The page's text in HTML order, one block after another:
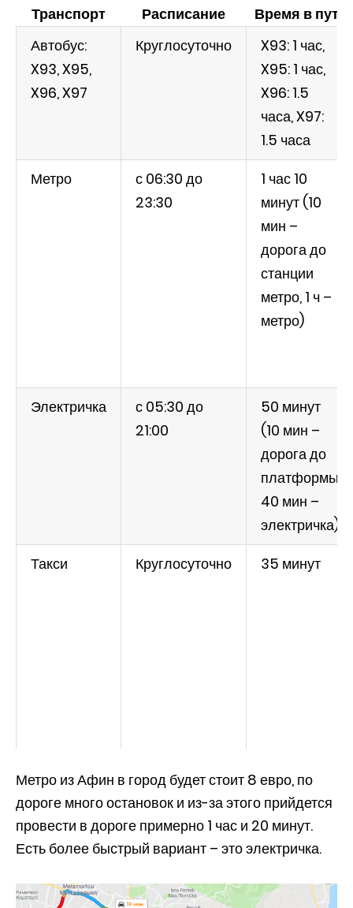
Транспорт Расписание
Время в пути
Автобус:
X93, X95,
X96, X97
Круглосуточно
X93: 1 час,
X95: 1 час,
X96: 1.5
часа, X97:
1.5 часа
Метро
с 06:30 до
23:30
1 час 10
минут (10
мин –
дорога до
станции
метро, 1 ч –
метро)
Электричка
с 05:30 до
21:00
50 минут
(10 мин –
дорога до
платформы,
40 мин –
электричка)
Такси
Круглосуточно 35 минут
Метро из Афин в город будет стоит 8 евро, по
дороге много остановок и из-за этого прийдется
провести в дороге примерно 1 час и 20 минут.
Есть более быстрый вариант – это электричка.